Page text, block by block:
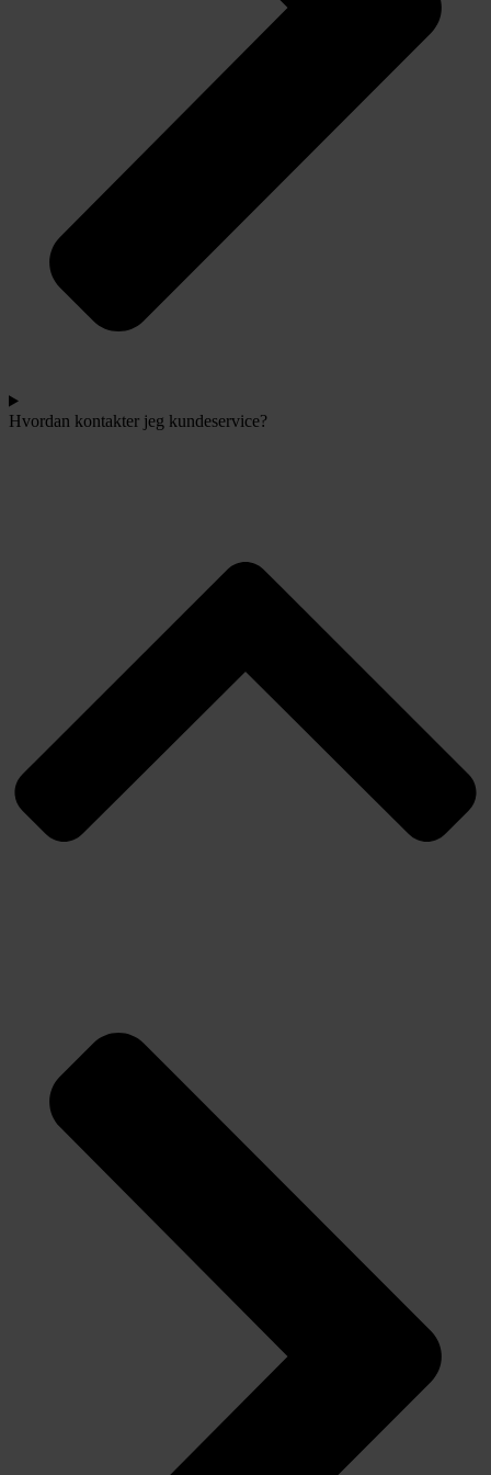
Hvordan kontakter jeg kundeservice?